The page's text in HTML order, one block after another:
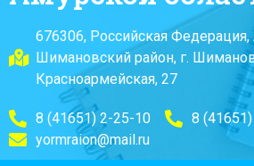
676306, Российская Федерация,
Шимановский район, г.
Красноармейская, 27
8 (41651) 2-25-10
8
yormraion@mail.ru